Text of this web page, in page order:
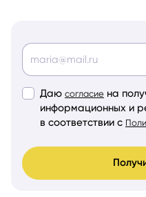
Даю согласие на
информационных и
в соответствии с